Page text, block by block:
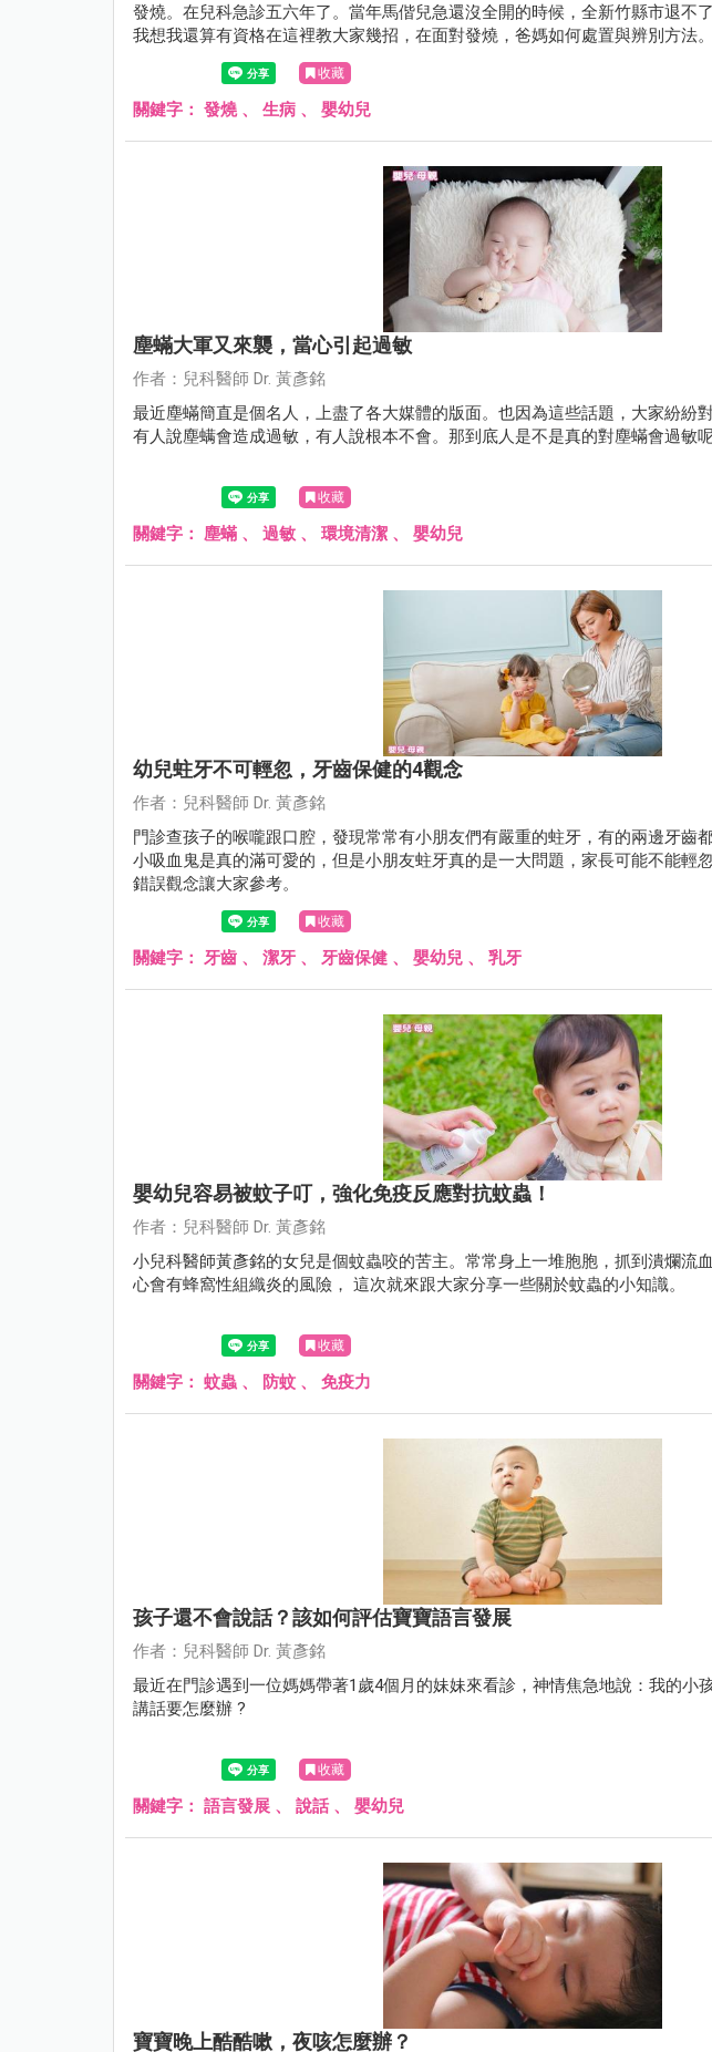
發燒。在兒科急診五六年了。當年馬偕兒急還沒全開的時候，全新竹縣市退不
我想我還算有資格在這裡教大家幾招，在面對發燒，爸媽如何處置與辨別方法。
收藏
關鍵字： 發燒、 生病 、 嬰幼兒
塵蟎大軍又來襲，當心引起過敏
作者：兒科醫師 Dr. 黃彥銘
最近塵蟎簡直是個名人，上盡了各大媒體的版面。也因為這些話題，大家紛紛
有人說塵螨會造成過敏，有人說根本不會。那到底人是不是真的對塵蟎會過敏
收藏
關鍵字： 塵蟎 、 過敏 、 環境清潔 、 嬰幼兒
幼兒蛀牙不可輕忽，牙齒保健的4觀念
作者：兒科醫師 Dr. 黃彥銘
門診查孩子的喉嚨跟口腔，發現常常有小朋友們有嚴重的蛀牙，有的兩邊牙齒
小吸血鬼是真的滿可愛的，但是小朋友蛀牙真的是一大問題，家長可能不能輕
錯誤觀念讓大家參考。
收藏
關鍵字： 牙齒 、 潔牙 、 牙齒保健 、 嬰幼兒 、 乳牙
嬰幼兒容易被蚊子叮，強化免疫反應對抗蚊蟲！
作者：兒科醫師 Dr. 黃彥銘
小兒科醫師黃彥銘的女兒是個蚊蟲咬的苦主。常常身上一堆胞胞，抓到潰爛流
心會有蜂窩性組織炎的風險， 這次就來跟大家分享一些關於蚊蟲的小知識。
收藏
關鍵字： 蚊蟲 、 防蚊 、 免疫力
孩子還不會說話？該如何評估寶寶語言發展
作者：兒科醫師 Dr. 黃彥銘
最近在門診遇到一位媽媽帶著1歲4個月的妹妹來看診，神情焦急地說：我的小
講話要怎麼辦 ?
收藏
關鍵字： 語言發展 、 說話、 嬰幼兒
寶寶晚上酷酷嗽，夜咳怎麼辦？